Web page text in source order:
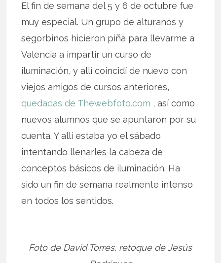
El fin de semana del 5 y 6 de octubre fue
muy especial. Un grupo de alturanos y
segorbinos hicieron piña para llevarme a
Valencia a impartir un curso de
iluminación, y allí coincidí de nuevo con
viejos amigos de cursos anteriores,
quedadas de Thewebfoto.com , así como
nuevos alumnos que se apuntaron por su
cuenta. Y allí estaba yo el sábado
intentando llenarles la cabeza de
conceptos básicos de iluminación. Ha
sido un fin de semana realmente intenso
en todos los sentidos.
Foto de David Torres, retoque de Jesús